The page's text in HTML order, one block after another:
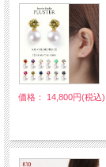
価格： 14,800円(税込)